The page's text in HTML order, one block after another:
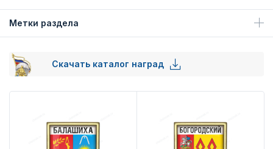
Метки раздела
Скачать каталог наград